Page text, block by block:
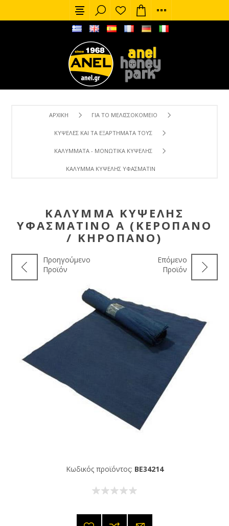
ΑΡΧΙΚΉ ΓΙΑ ΤΟ ΜΕΛΙΣΣΟΚΟΜΕΊΟ
ΚΥΨΈΛΕΣ ΚΑΙ ΤΑ ΕΞΑΡΤΉΜΑΤΑ ΤΟΥΣ
ΚΑΛΎΜΜΑΤΑ - ΜΟΝΩΤΙΚΆ ΚΥΨΈΛΗΣ
ΚΆΛΥΜΜΑ ΚΥΨΈΛΗΣ ΥΦΑΣΜΆΤΙΝΟ Α (ΚΕΡΌΠΑΝΟ /
ΚΆΛΥΜΜΑ ΚΥΨΈΛΗΣ
ΥΦΑΣΜΆΤΙΝΟ Α (ΚΕΡΌΠΑΝΟ
/ ΚΗΡΌΠΑΝΟ)
Προηγούμενο
Προϊόν
Επόμενο
Προϊόν
Κωδικός προϊόντος: BE34214